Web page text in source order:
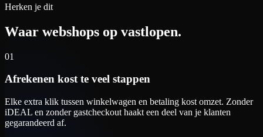
Herken je dit
Waar webshops op vastlopen.
01
Afrekenen kost te veel stappen
Elke extra klik tussen winkelwagen en betaling kost omzet. Zonder
iDEAL en zonder gastcheckout haakt een deel van je klanten
gegarandeerd af.